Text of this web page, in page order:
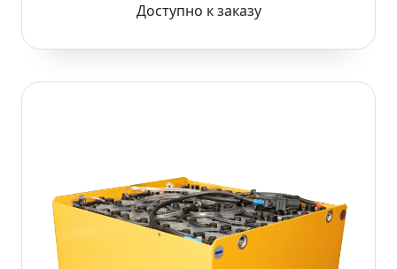
Доступно к заказу